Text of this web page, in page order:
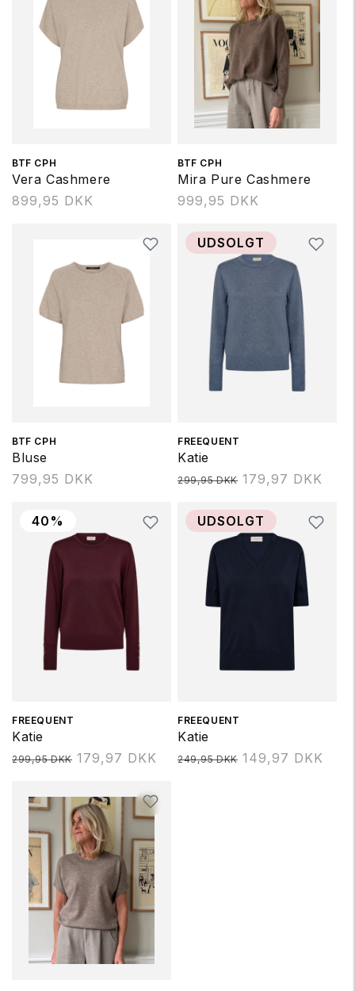
Forhandler:
BTF CPH
Vera Cashmere
Normalpris
899,95 DKK
Forhandler:
BTF CPH
Mira Pure Cashmere
Normalpris
999,95 DKK
Forhandler:
BTF CPH
Bluse
Normalpris
799,95 DKK
UDSOLGT
Forhandler:
FREEQUENT
Katie
Normalpris
299,95 DKK 179,97 DKK
40%
Forhandler:
FREEQUENT
Katie
Normalpris
299,95 DKK 179,97 DKK
UDSOLGT
Forhandler:
FREEQUENT
Katie
Normalpris
249,95 DKK 149,97 DKK